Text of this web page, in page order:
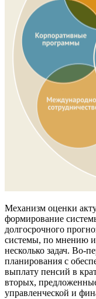
Механизм оценки
формирование
долгосрочного
системы, по мнению
несколько задач. Во-
планирования с
выплату пенсий в
вторых,
управленческой и